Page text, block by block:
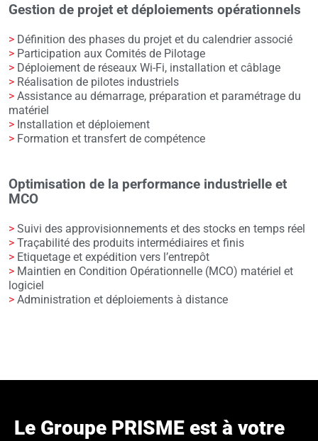
Gestion de projet et déploiements opérationnels
> Définition des phases du projet et du calendrier associé
> Participation aux Comités de Pilotage
> Déploiement de réseaux Wi-Fi, installation et câblage
> Réalisation de pilotes industriels
> Assistance au démarrage, préparation et paramétrage du
matériel
> Installation et déploiement
> Formation et transfert de compétence
Optimisation de la performance industrielle et
MCO
> Suivi des approvisionnements et des stocks en temps réel
> Traçabilité des produits intermédiaires et finis
> Etiquetage et expédition vers l’entrepôt
> Maintien en Condition Opérationnelle (MCO) matériel et
logiciel
> Administration et déploiements à distance
Le Groupe PRISME est à votre